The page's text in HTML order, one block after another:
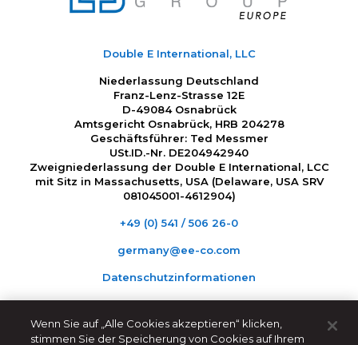
Double E International, LLC
Niederlassung Deutschland
Franz-Lenz-Strasse 12E
D-49084 Osnabrück
Amtsgericht Osnabrück, HRB 204278
Geschäftsführer: Ted Messmer
USt.ID.-Nr. DE204942940
Zweigniederlassung der Double E International, LCC
mit Sitz in Massachusetts, USA (Delaware, USA SRV
081045001-4612904)
+49 (0) 541 / 506 26-0
germany@ee-co.com
Datenschutzinformationen
Wenn Sie auf „Alle Cookies akzeptieren“ klicken,
stimmen Sie der Speicherung von Cookies auf Ihrem